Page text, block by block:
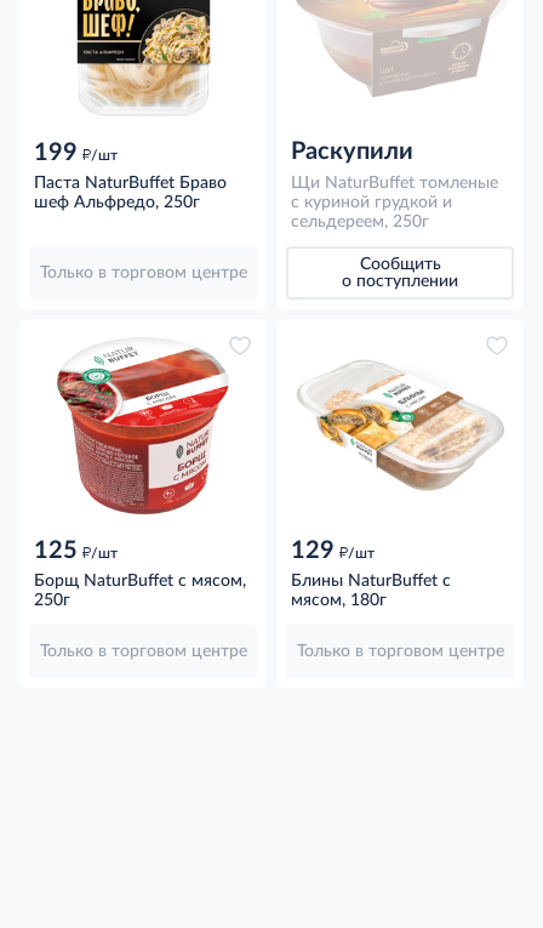
199 д/шт
Паста NaturBuffet Браво
шеф Альфредо, 250г
Только в торговом центре
Раскупили
Щи NaturBuffet томленые
с куриной грудкой и
сельдереем, 250г
Сообщить
о поступлении
125 д/шт
Борщ NaturBuffet с мясом,
250г
Только в торговом центре
129 д/шт
Блины NaturBuffet с
мясом, 180г
Только в торговом центре